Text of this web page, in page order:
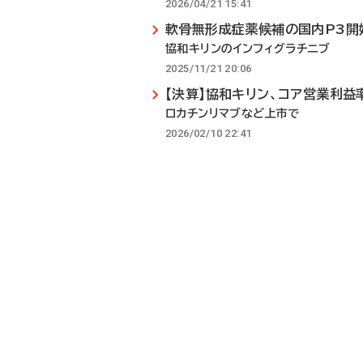
2026/04/21 15:41
軟骨無形成症薬候補の国内P3開
協和キリンのインフィグラチニブ
2025/11/21 20:06
【決算】協和キリン、コア営業利
ロカチンリマブなど上市で
2026/02/10 22:41